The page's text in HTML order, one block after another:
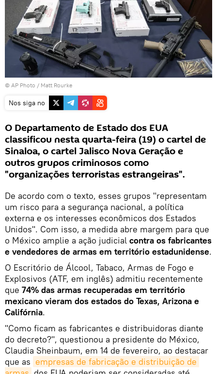
© AP Photo / Matt Rourke
Nos siga no
O Departamento de Estado dos EUA
classificou nesta quarta-feira (19) o cartel de
Sinaloa, o cartel Jalisco Nova Geração e
outros grupos criminosos como
"organizações terroristas estrangeiras".
De acordo com o texto, esses grupos "representam
um risco para a segurança nacional, a política
externa e os interesses econômicos dos Estados
Unidos". Com isso, a medida abre margem para que
o México amplie a ação judicial contra os fabricantes
e vendedores de armas em território estadunidense.
O Escritório de Álcool, Tabaco, Armas de Fogo e
Explosivos (ATF, em inglês) admitiu recentemente
que 74% das armas recuperadas em território
mexicano vieram dos estados do Texas, Arizona e
Califórnia.
"Como ficam as fabricantes e distribuidoras diante
do decreto?", questionou a presidente do México,
Claudia Sheinbaum, em 14 de fevereiro, ao destacar
que as empresas de fabricação e distribuição de